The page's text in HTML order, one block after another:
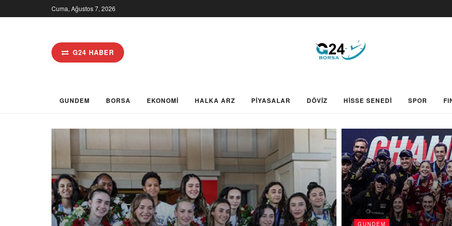
Cuma, Ağustos 7, 2026
G24 HABER
GUNDEM BORSA EKONOMİ HALKA ARZ PİYASALAR DÖVİZ HİSSE SENEDİ SPOR
GUNDEM